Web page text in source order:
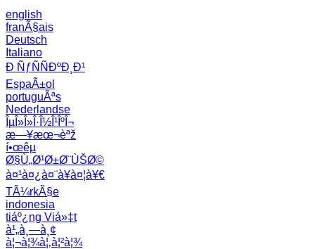
english
franÃ§ais
Deutsch
Italiano
Ð ÑƒÑÑÐºÐ¸Ð¹
EspaÃ±ol
portuguÃªs
Nederlandse
ÎµÎ»Î»Î·Î½Î¹ÎºÎ¬
æ—¥æœ¬èªž
í•œêµ­
Ø§Ù„Ø¹Ø±Ø¨ÙŠØ©
à¤¹à¤¿à¤¨à¥à¤¦à¥€
TÃ¼rkÃ§e
indonesia
tiáº¿ng Viá»‡t
à¹„à¸—à¸¢
à¦¬à¦¾à¦‚à¦²à¦¾